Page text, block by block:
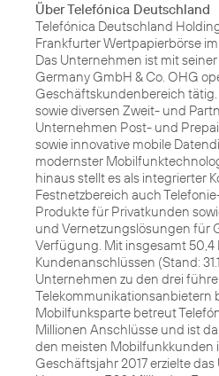
Über Telefónica Deutschland
Telefónica Deutschland
Frankfurter Wertpapierbörse
Das Unternehmen ist mit
Germany GmbH & Co. OHG
Geschäftskundenbereich tätig.
sowie diversen Zweit- und
Unternehmen Post- und
sowie innovative mobile
modernster
hinaus stellt es als integrierter
Festnetzbereich auch
Produkte für Privatkunden
und Vernetzungslösungen für
Verfügung. Mit insgesamt 50,4
Kundenanschlüssen (Stand:
Unternehmen zu den drei
Telekommunikationsanbietern
Mobilfunksparte betreut
Millionen Anschlüsse und ist
den meisten Mobilfunkkunden
Geschäftsjahr 2017 erzielte